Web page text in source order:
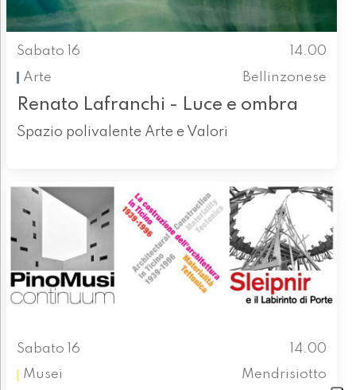
Sabato 16
14.00
Arte
Bellinzonese
Renato Lafranchi - Luce e ombra
Spazio polivalente Arte e Valori
Sabato 16
14.00
Musei
Mendrisiotto